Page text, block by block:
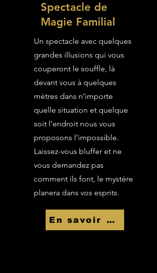
Spectacle de
Magie Familial
Un spectacle avec quelques
grandes illusions qui vous
couperont le souffle, là
devant vous à quelques
mètres dans n’importe
quelle situation et quelque
soit l’endroit nous vous
proposons l’impossible.
Laissez-vous bluffer et ne
vous demandez pas
comment ils font, le mystère
planera dans vos esprits.
En savoir Plus